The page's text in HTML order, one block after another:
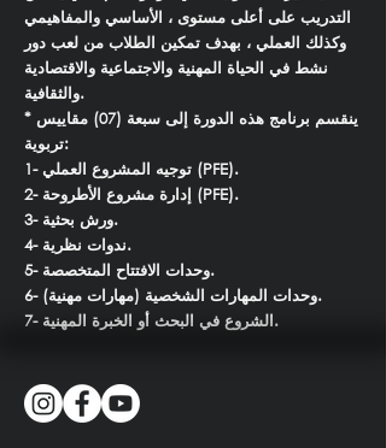
التدريب على أعلى مستوى ، الأساسي والمفاهيمي
وكذلك العملي ، بهدف تمكين الطلاب من لعب دور
نشط في الحياة المهنية والاجتماعية والاقتصادية
والثقافية.
* ينقسم برنامج هذه الدورة إلى سبعة (07) مقاييس
تربوية:
1- توجيه المشروع العملي (PFE).
2- إدارة مشروع الأطروحة (PFE).
3- ورش بحثية.
4- ندوات نظرية.
5- وحدات الافتتاح المتخصصة.
6- وحدات المهارات الشخصية (مهارات مهنية).
7- الشروع في البحث أو الخبرة المهنية.